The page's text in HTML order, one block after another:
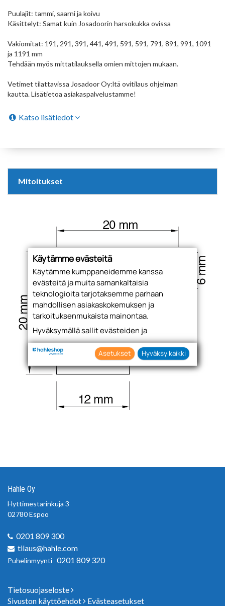
Puulajit: tammi, saarni ja koivu
Käsittelyt: Samat kuin Josadoorin harsokukka ovissa
Vakiomitat: 191, 291, 391, 441, 491, 591, 591, 791, 891, 991, 1091
ja 1191 mm
Tehdään myös mittatilauksella omien mittojen mukaan.
Vetimet tilattavissa Josadoor Oy:ltä ovitilaus ohjelman
kautta. Lisätietoa asiakaspalvelustamme!
Katso lisätiedot
Mitoitukset
Hahle Oy
Hyttimestarinkuja 3
02780 Espoo
0201 809 300
tilaus@hahle.com
Puhelinmyynti 0201 809 320
Tietosuojaseloste
Sivuston käyttöehdot
Evästeasetukset
Käytämme evästeitä
Käytämme kumppaneidemme kanssa
evästeitä ja muita samankaltaisia
teknologioita tarjotaksemme parhaan
mahdollisen asiakaskokemuksen ja
tarkoituksenmukaista mainontaa.
Hyväksymällä sallit evästeiden ja
teknologioiden käytön tietojesi keräämiseen
sekä käyttämiseen. Voit myös antaa
suostumuksesi valikoiden klikkaamalla
“Asetukset” painiketta.
Asetukset Hyväksy kaikki